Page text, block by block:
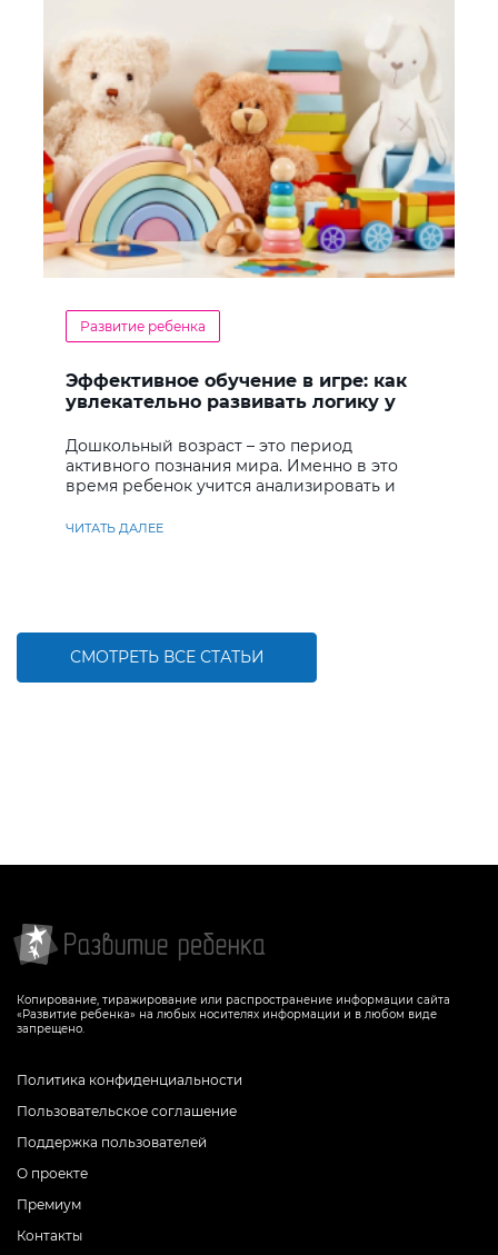
Развитие ребенка
Эффективное обучение в игре: как
увлекательно развивать логику у
Дошкольный возраст – это период
активного познания мира. Именно в это
время ребенок учится анализировать и
ЧИТАТЬ ДАЛЕЕ
СМОТРЕТЬ ВСЕ СТАТЬИ
Копирование, тиражирование или распространение информации сайта
«Развитие ребенка» на любых носителях информации и в любом виде
запрещено.
Политика конфиденциальности
Пользовательское соглашение
Поддержка пользователей
О проекте
Премиум
Контакты